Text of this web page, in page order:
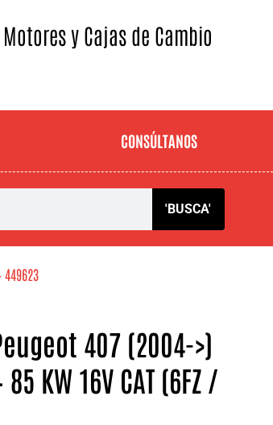
y Cajas de Cambio
CONSÚLTANOS
'BUSCA'
407 (2004->)
KW 16V CAT (6FZ /